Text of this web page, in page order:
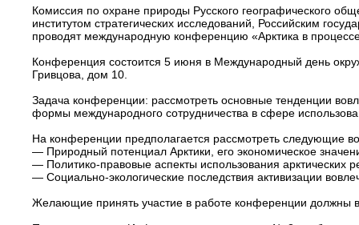
Комиссия по охране природы Русского географического
институтом стратегических исследований, Российским
проводят международную конференцию «Арктика в
Конференция состоится 5 июня в Международный день
Гривцова, дом 10.
Задача конференции: рассмотреть основные тенденции
формы международного сотрудничества в сфере
На конференции предполагается рассмотреть следующие
— Природный потенциал Арктики, его экономическое
— Политико-правовые аспекты использования арктических
— Социально-экологические последствия активизации
Желающие принять участие в работе конференции должны